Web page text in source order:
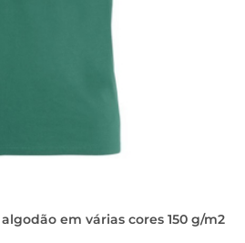
em várias cores 150 g/m2